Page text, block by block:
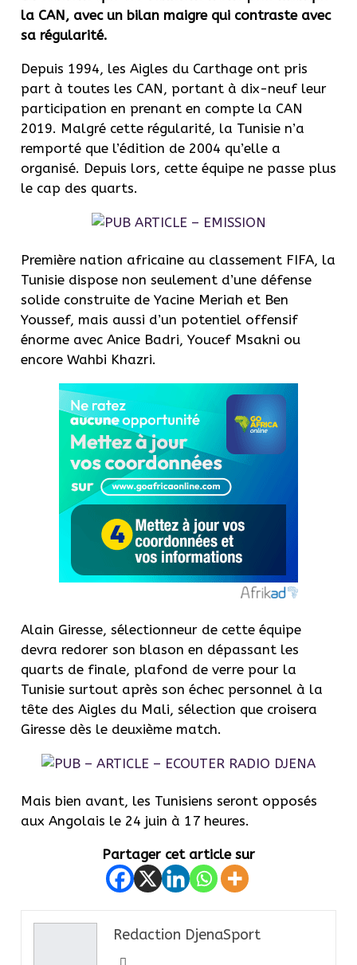
la CAN, avec un bilan maigre qui contraste avec
sa régularité.
Depuis 1994, les Aigles du Carthage ont pris
part à toutes les CAN, portant à dix-neuf leur
participation en prenant en compte la CAN
2019. Malgré cette régularité, la Tunisie n’a
remporté que l’édition de 2004 qu’elle a
organisé. Depuis lors, cette équipe ne passe plus
le cap des quarts.
Première nation africaine au classement FIFA, la
Tunisie dispose non seulement d’une défense
solide construite de Yacine Meriah et Ben
Youssef, mais aussi d’un potentiel offensif
énorme avec Anice Badri, Youcef Msakni ou
encore Wahbi Khazri.
Alain Giresse, sélectionneur de cette équipe
devra redorer son blason en dépassant les
quarts de finale, plafond de verre pour la
Tunisie surtout après son échec personnel à la
tête des Aigles du Mali, sélection que croisera
Giresse dès le deuxième match.
Mais bien avant, les Tunisiens seront opposés
aux Angolais le 24 juin à 17 heures.
Partager cet article sur
Redaction DjenaSport